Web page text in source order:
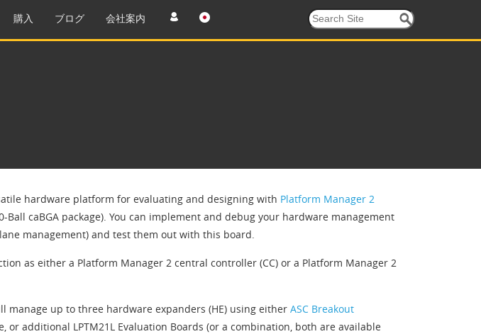
購入 ブログ 会社案内
hardware platform for evaluating and designing with Platform Manager 2
Ball caBGA package). You can implement and debug your hardware management
management) and test them out with this board.
as either a Platform Manager 2 central controller (CC) or a Platform Manager 2
manage up to three hardware expanders (HE) using either ASC Breakout
or additional LPTM21L Evaluation Boards (or a combination, both are available